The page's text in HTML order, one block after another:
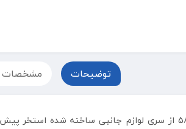
توضیحات
بست وی مدل 58230 از سری لوازم جانبی ساخته